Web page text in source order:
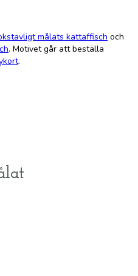
målats kattaffisch och
. Motivet går att beställa
.